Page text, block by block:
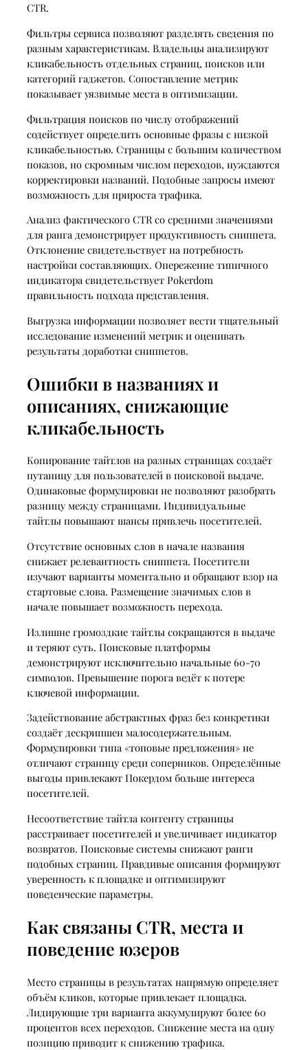
CTR.
Фильтры сервиса позволяют разделять сведения по
разным характеристикам. Владельцы анализируют
кликабельность отдельных страниц, поисков или
категорий гаджетов. Сопоставление метрик
показывает уязвимые места в оптимизации.
Фильтрация поисков по числу отображений
содействует определить основные фразы с низкой
кликабельностью. Страницы с большим количеством
показов, но скромным числом переходов, нуждаются
корректировки названий. Подобные запросы имеют
возможность для прироста трафика.
Анализ фактического CTR со средними значениями
для ранга демонстрирует продуктивность сниппета.
Отклонение свидетельствует на потребность
настройки составляющих. Опережение типичного
индикатора свидетельствует Pokerdom
правильность подхода представления.
Выгрузка информации позволяет вести тщательный
исследование изменений метрик и оценивать
результаты доработки сниппетов.
Ошибки в названиях и
описаниях, снижающие
кликабельность
Копирование тайтлов на разных страницах создаёт
путаницу для пользователей в поисковой выдаче.
Одинаковые формулировки не позволяют разобрать
разницу между страницами. Индивидуальные
тайтлы повышают шансы привлечь посетителей.
Отсутствие основных слов в начале названия
снижает релевантность сниппета. Посетители
изучают варианты моментально и обращают взор на
стартовые слова. Размещение значимых слов в
начале повышает возможность перехода.
Излишне громоздкие тайтлы сокращаются в выдаче
и теряют суть. Поисковые платформы
демонстрируют исключительно начальные 60-70
символов. Превышение порога ведёт к потере
ключевой информации.
Задействование абстрактных фраз без конкретики
создаёт дескрипшен малосодержательным.
Формулировки типа «топовые предложения» не
отличают страницу среди соперников. Определённые
выгоды привлекают Покердом больше интереса
посетителей.
Несоответствие тайтла контенту страницы
расстраивает посетителей и увеличивает индикатор
возвратов. Поисковые системы снижают ранги
подобных страниц. Правдивые описания формируют
уверенность к площадке и оптимизируют
поведенческие параметры.
Как связаны CTR, места и
поведение юзеров
Место страницы в результатах напрямую определяет
объём кликов, которые привлекает площадка.
Лидирующие три варианта аккумулируют более 60
процентов всех переходов. Снижение места на одну
позицию приводит к снижению трафика.